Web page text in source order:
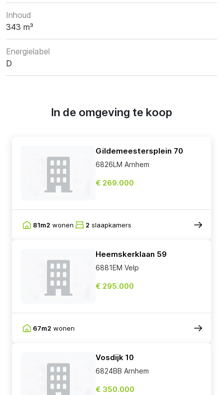
Inhoud
343 m³
Energielabel
D
In de omgeving te koop
Gildemeestersplein 70
6826LM Arnhem
€ 269.000
81m2 wonen 2 slaapkamers
Heemskerklaan 59
6881EM Velp
€ 295.000
67m2 wonen
Vosdijk 10
6824BB Arnhem
€ 350.000